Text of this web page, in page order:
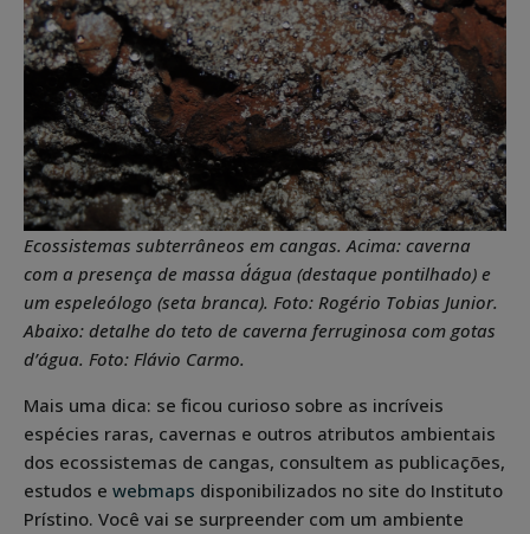
Ecossistemas subterrâneos em cangas. Acima: caverna
com a presença de massa d´água (destaque pontilhado) e
um espeleólogo (seta branca). Foto: Rogério Tobias Junior.
Abaixo: detalhe do teto de caverna ferruginosa com gotas
d’água. Foto: Flávio Carmo.
Mais uma dica: se ficou curioso sobre as incríveis
espécies raras, cavernas e outros atributos ambientais
dos ecossistemas de cangas, consultem as publicações,
estudos e webmaps disponibilizados no site do Instituto
Prístino. Você vai se surpreender com um ambiente